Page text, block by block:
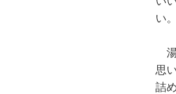
い
湯
思
詰